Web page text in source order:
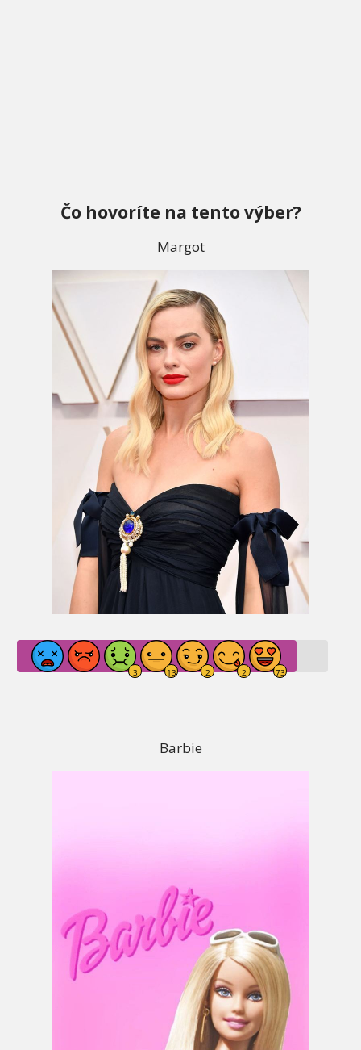
Čo hovoríte na tento výber?
Margot
Barbie